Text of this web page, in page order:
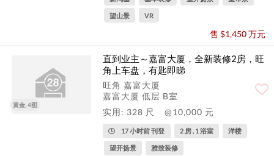
望山景 VR
售 $1,450 万元
黄金, 4图
直到业主～嘉富大厦，全新装修2房，旺
角上车盘，有匙即睇
旺角 嘉富大厦
嘉富大厦 低层 B室
实用: 328 尺
@10,000 元
17 小时前 刊登 2 房 , 1 浴室 洋楼
望开扬景 雅致装修